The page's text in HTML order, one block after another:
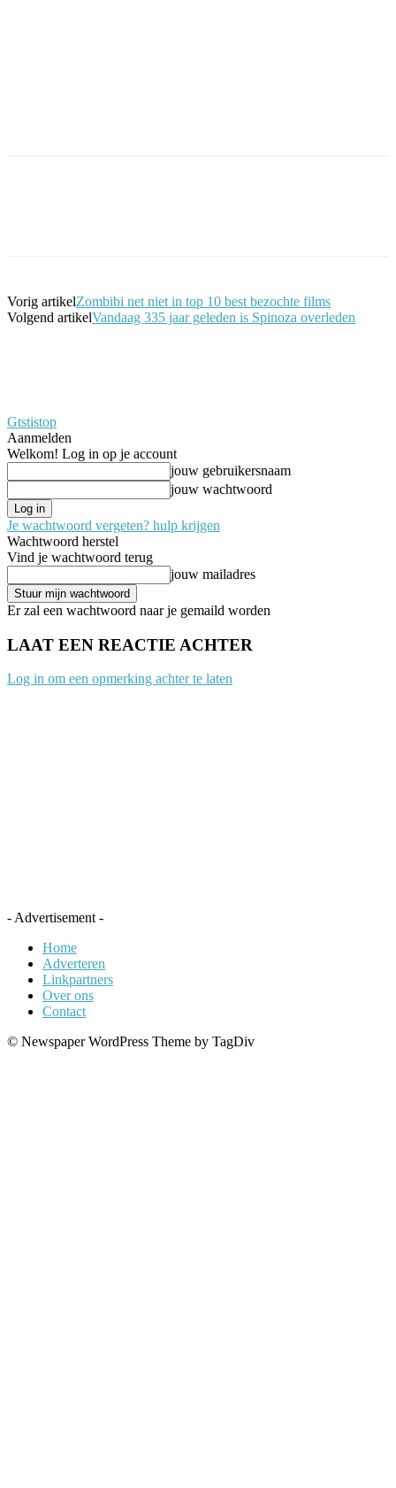
Vorig artikelZombibi net niet in top 10 best bezochte films
Volgend artikelVandaag 335 jaar geleden is Spinoza overleden
Gtstistop
Aanmelden
Welkom! Log in op je account
jouw gebruikersnaam
jouw wachtwoord
Je wachtwoord vergeten? hulp krijgen
Wachtwoord herstel
Vind je wachtwoord terug
jouw mailadres
Er zal een wachtwoord naar je gemaild worden
LAAT EEN REACTIE ACHTER
Log in om een opmerking achter te laten
- Advertisement -
Home
Adverteren
Linkpartners
Over ons
Contact
© Newspaper WordPress Theme by TagDiv